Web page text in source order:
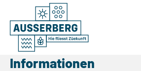
Informationen